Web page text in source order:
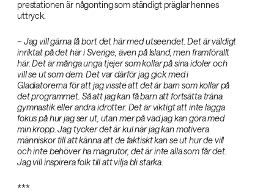
prestationen är någonting som ständigt präglar hennes
uttryck.
– Jag vill gärna få bort det här med utseendet. Det är väldigt
inriktat på det här i Sverige, även på Island, men framförallt
här. Det är många unga tjejer som kollar på sina idoler och
vill se ut som dem. Det var därför jag gick med i
Gladiatorerna för att jag visste att det är barn som kollar på
det programmet. Så att jag kan få barn att fortsätta träna
gymnastik eller andra idrotter. Det är viktigt att inte lägga
fokus på hur jag ser ut, utan mer på vad jag kan göra med
min kropp. Jag tycker det är kul när jag kan motivera
människor till att känna att de faktiskt kan se ut hur de vill
och inte behöver ha magrutor, det är inte alla som får det.
Jag vill inspirera folk till att vilja bli starka.‌
***